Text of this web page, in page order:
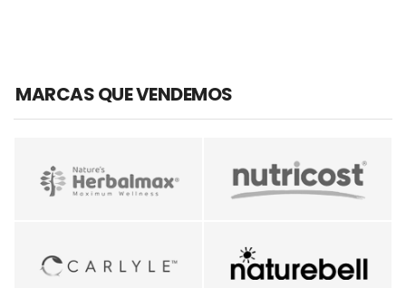
MARCAS QUE VENDEMOS